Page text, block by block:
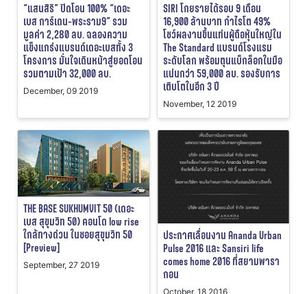
“แสนสิริ” ปิดโอน 100% “เดอะ
เบส การ์เดน-พระราม9” รวม
มูลค่า 2,280 ลบ. ฉลองความ
แข็งแกร่งแบรนด์เดอะเบสทั้ง 3
โครงการ มั่นใจเดินหน้าสู่ยอดโอน
รวมตามเป้า 32,000 ลบ.
December, 09 2019
SIRI โกยรายได้รอบ 9 เดือน
16,900 ล้านบาท กำไรโต 49%
โชว์ผลงานขึ้นแท่นผู้ถือหุ้นใหญ่ใน
The Standard แบรนด์โรงแรม
ระดับโลก พร้อมตุนแบ็กล็อกในมือ
แน่นกว่า 59,000 ลบ. รองรับการ
เติบโตในอีก 3 ปี
November, 12 2019
THE BASE SUKHUMVIT 50 (เดอะ
เบส สุขุมวิท 50) คอนโด low rise
ใกล้ทางด่วน ในซอยสุขุมวิท 50
[Preview]
September, 27 2019
ประกาศเลื่อนงาน Ananda Urban
Pulse 2016 และ Sansiri life
comes home 2016 ที่สยามพารา
กอน
October, 18 2016